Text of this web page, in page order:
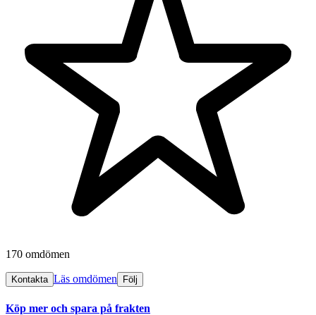
170 omdömen
Kontakta Läs omdömen Följ
Köp mer och spara på frakten